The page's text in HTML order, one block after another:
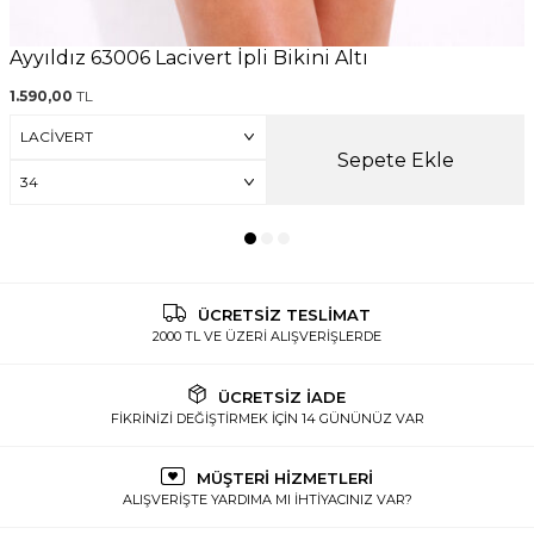
Ayyıldız 63006 Lacivert İpli Bikini Altı
1.590,00 TL
Sepete Ekle
ÜCRETSİZ TESLİMAT
2000 TL VE ÜZERİ ALIŞVERİŞLERDE
ÜCRETSİZ İADE
FİKRİNİZİ DEĞİŞTİRMEK İÇİN 14 GÜNÜNÜZ VAR
MÜŞTERİ HİZMETLERİ
ALIŞVERİŞTE YARDIMA MI İHTİYACINIZ VAR?